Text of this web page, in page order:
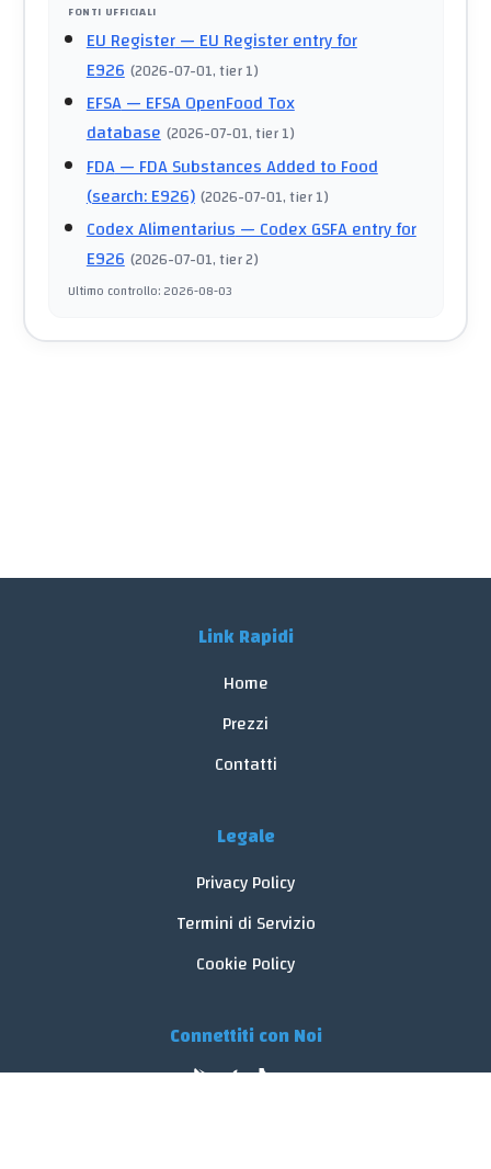
FONTI UFFICIALI
EU Register— EU Register entry for
E926 (2026-07-01, tier 1)
EFSA— EFSA OpenFood Tox
database (2026-07-01, tier 1)
FDA— FDA Substances Added to Food
(search: E926) (2026-07-01, tier 1)
Codex Alimentarius— Codex GSFA entry for
E926 (2026-07-01, tier 2)
Ultimo controllo:2026-08-03
Link Rapidi
Home
Prezzi
Contatti
Legale
Privacy Policy
Termini di Servizio
Cookie Policy
Connettiti con Noi